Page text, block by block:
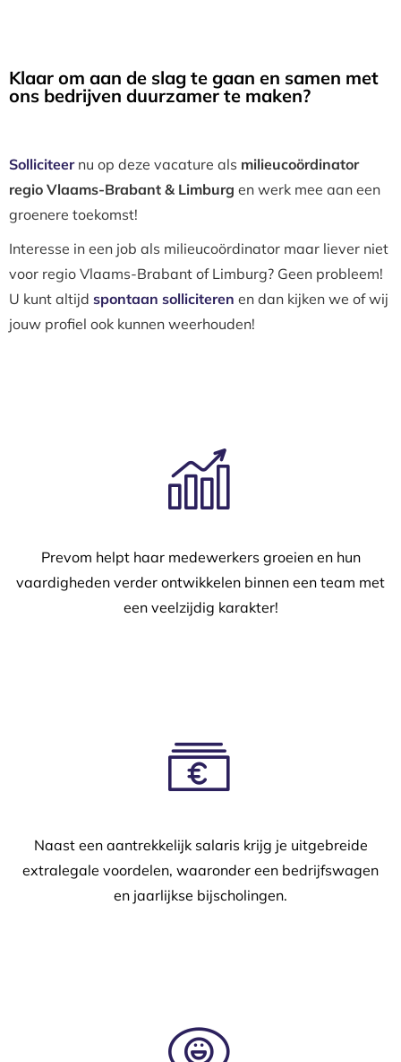
Klaar om aan de slag te gaan en samen met
ons bedrijven duurzamer te maken?
Solliciteer nu op deze vacature als milieucoördinator
regio Vlaams-Brabant & Limburg en werk mee aan een
groenere toekomst!
Interesse in een job als milieucoördinator maar liever niet
voor regio Vlaams-Brabant of Limburg? Geen probleem!
U kunt altijd spontaan solliciteren en dan kijken we of wij
jouw profiel ook kunnen weerhouden!
Prevom helpt haar medewerkers groeien en hun
vaardigheden verder ontwikkelen binnen een team met
een veelzijdig karakter!
Naast een aantrekkelijk salaris krijg je uitgebreide
extralegale voordelen, waaronder een bedrijfswagen
en jaarlijkse bijscholingen.